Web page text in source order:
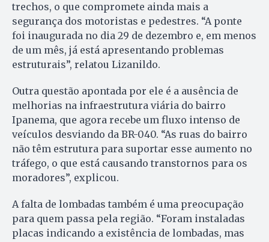
trechos, o que compromete ainda mais a
segurança dos motoristas e pedestres. “A ponte
foi inaugurada no dia 29 de dezembro e, em menos
de um mês, já está apresentando problemas
estruturais”, relatou Lizanildo.
Outra questão apontada por ele é a ausência de
melhorias na infraestrutura viária do bairro
Ipanema, que agora recebe um fluxo intenso de
veículos desviando da BR-040. “As ruas do bairro
não têm estrutura para suportar esse aumento no
tráfego, o que está causando transtornos para os
moradores”, explicou.
A falta de lombadas também é uma preocupação
para quem passa pela região. “Foram instaladas
placas indicando a existência de lombadas, mas